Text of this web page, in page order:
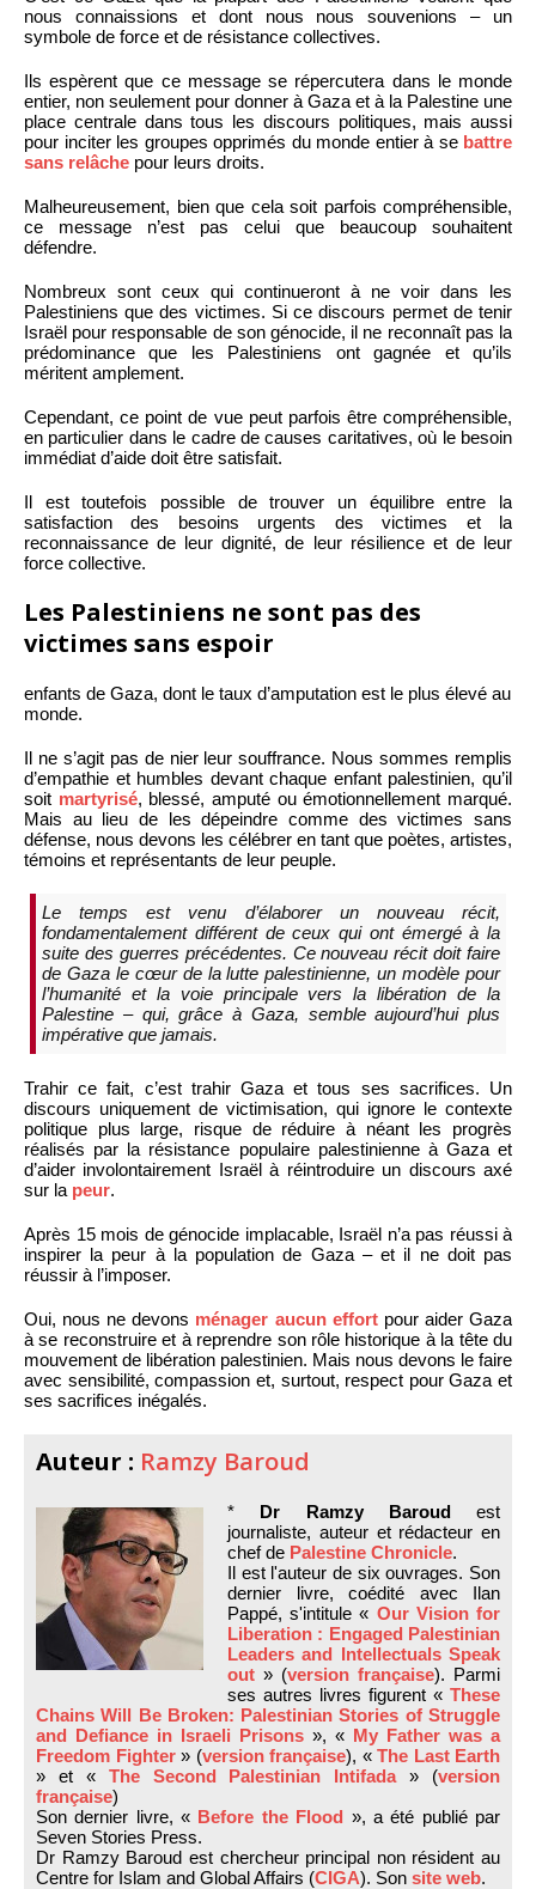
nous connaissions et dont nous nous souvenions – un
symbole de force et de résistance collectives.
Ils espèrent que ce message se répercutera dans le monde
entier, non seulement pour donner à Gaza et à la Palestine une
place centrale dans tous les discours politiques, mais aussi
pour inciter les groupes opprimés du monde entier à se battre
sans relâche pour leurs droits.
Malheureusement, bien que cela soit parfois compréhensible,
ce message n’est pas celui que beaucoup souhaitent
défendre.
Nombreux sont ceux qui continueront à ne voir dans les
Palestiniens que des victimes. Si ce discours permet de tenir
Israël pour responsable de son génocide, il ne reconnaît pas la
prédominance que les Palestiniens ont gagnée et qu’ils
méritent amplement.
Cependant, ce point de vue peut parfois être compréhensible,
en particulier dans le cadre de causes caritatives, où le besoin
immédiat d’aide doit être satisfait.
Il est toutefois possible de trouver un équilibre entre la
satisfaction des besoins urgents des victimes et la
reconnaissance de leur dignité, de leur résilience et de leur
force collective.
Les Palestiniens ne sont pas des
victimes sans espoir
enfants de Gaza, dont le taux d’amputation est le plus élevé au
monde.
Il ne s’agit pas de nier leur souffrance. Nous sommes remplis
d’empathie et humbles devant chaque enfant palestinien, qu’il
soit martyrisé, blessé, amputé ou émotionnellement marqué.
Mais au lieu de les dépeindre comme des victimes sans
défense, nous devons les célébrer en tant que poètes, artistes,
témoins et représentants de leur peuple.
Le temps est venu d’élaborer un nouveau récit,
fondamentalement différent de ceux qui ont émergé à la
suite des guerres précédentes. Ce nouveau récit doit faire
de Gaza le cœur de la lutte palestinienne, un modèle pour
l’humanité et la voie principale vers la libération de la
Palestine – qui, grâce à Gaza, semble aujourd’hui plus
impérative que jamais.
Trahir ce fait, c’est trahir Gaza et tous ses sacrifices. Un
discours uniquement de victimisation, qui ignore le contexte
politique plus large, risque de réduire à néant les progrès
réalisés par la résistance populaire palestinienne à Gaza et
d’aider involontairement Israël à réintroduire un discours axé
sur la peur.
Après 15 mois de génocide implacable, Israël n’a pas réussi à
inspirer la peur à la population de Gaza – et il ne doit pas
réussir à l’imposer.
Oui, nous ne devons ménager aucun effortpour aider Gaza
à se reconstruire et à reprendre son rôle historique à la tête du
mouvement de libération palestinien. Mais nous devons le faire
avec sensibilité, compassion et, surtout, respect pour Gaza et
ses sacrifices inégalés.
Auteur : Ramzy Baroud
* Dr Ramzy Baroudest
journaliste, auteur et rédacteur en
chef de Palestine Chronicle.
Il est l'auteur de six ouvrages. Son
dernier livre, coédité avec Ilan
Pappé, s'intitule « Our Vision for
Liberation : Engaged Palestinian
Leaders and Intellectuals Speak
out » (version française). Parmi
ses autres livres figurent « These
Chains Will Be Broken: Palestinian Stories of Struggle
and Defiance in Israeli Prisons », « My Father was a
Freedom Fighter» (version française), « The Last Earth
» et « The Second Palestinian Intifada» (version
française)
Son dernier livre, « Before the Flood », a été publié par
Seven Stories Press.
Dr Ramzy Baroud est chercheur principal non résident au
Centre for Islam and Global Affairs (CIGA). Son site web.